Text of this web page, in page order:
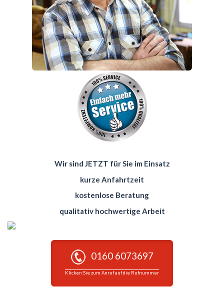
Wir sind JETZT für Sie im Einsatz
kurze Anfahrtzeit
kostenlose Beratung
qualitativ hochwertige Arbeit
0160 6073697
Klicken Sie zum Anruf auf die Rufnummer